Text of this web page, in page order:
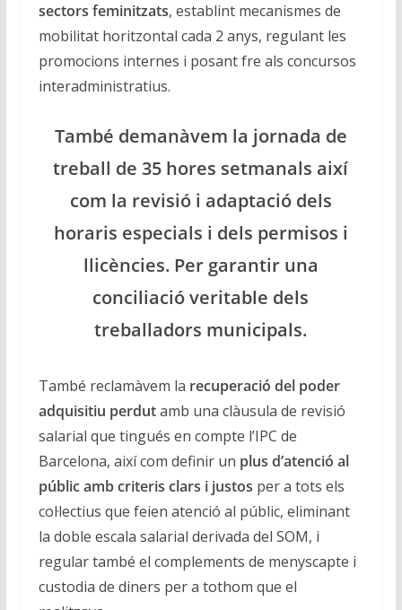
sectors feminitzats, establint mecanismes de
mobilitat horitzontal cada 2 anys, regulant les
promocions internes i posant fre als concursos
interadministratius.
També demanàvem la jornada de
treball de 35 hores setmanals així
com la revisió i adaptació dels
horaris especials i dels permisos i
llicències. Per garantir una
conciliació veritable dels
treballadors municipals.
També reclamàvem la recuperació del poder
adquisitiu perdutamb una clàusula de revisió
salarial que tingués en compte l’IPC de
Barcelona, així com definir un plus d’atenció al
públic amb criteris clars i justos per a tots els
col·lectius que feien atenció al públic, eliminant
la doble escala salarial derivada del SOM, i
regular també el complements de menyscapte i
custodia de diners per a tothom que el